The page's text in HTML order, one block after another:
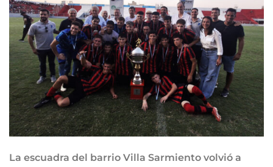
La escuadra del barrio Villa Sarmiento volvió a